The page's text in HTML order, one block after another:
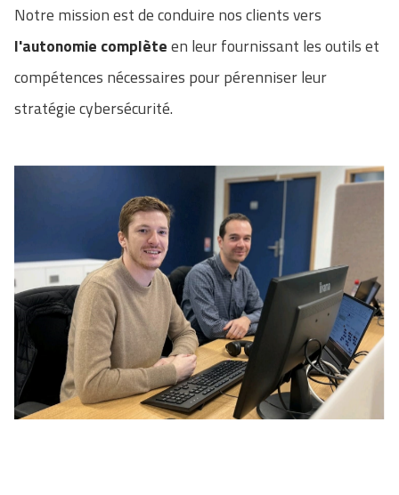
Notre mission est de conduire nos clients vers
l'autonomie complèteen leur fournissant les outils et
compétences nécessaires pour pérenniser leur
stratégie cybersécurité.